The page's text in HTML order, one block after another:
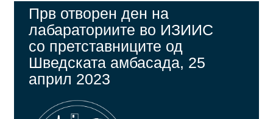
ОТВОРЕНИ
ДЕНОВИ
25
АПРИЛ
Прв отворен ден на
лабараториите во ИЗИИС
со претставниците од
Шведската амбасада, 25
април 2023